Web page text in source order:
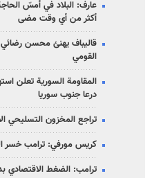
عارف: البلاد في أمسّ
أكثر من أي وقت مضى
قاليباف يهنئ محسن رضائي
القومي
المقاومة السورية تعلن
درعا جنوب سوريا
تراجع المخزون التسليحي
كريس مورفي: ترامب خسر
ترامب: الضغط الاقتصادي